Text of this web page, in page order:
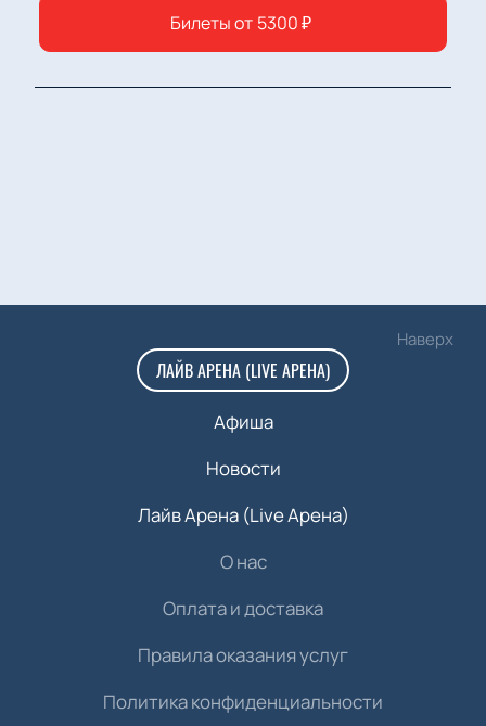
Билеты от 5300₽
Наверх
ЛАЙВ АРЕНА (LIVE АРЕНА)
Афиша
Новости
Лайв Арена (Live Арена)
О нас
Оплата и доставка
Правила оказания услуг
Политика конфиденциальности